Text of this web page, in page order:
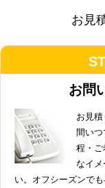
お見
お問
お見
間い
程・ご
なイメ
い。オフシーズンで